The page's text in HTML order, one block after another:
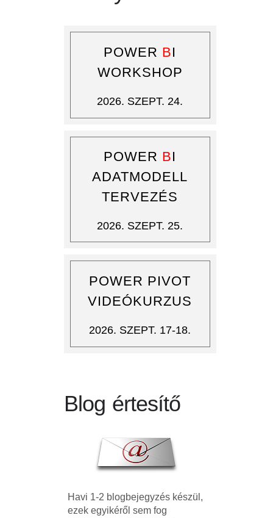
POWER BI
WORKSHOP
2026. SZEPT. 24.
POWER BI
ADATMODELL
TERVEZÉS
2026. SZEPT. 25.
POWER PIVOT
VIDEÓKURZUS
2026. SZEPT. 17-18.
Blog értesítő
Havi 1-2 blogbejegyzés készül,
ezek egyikéről sem fog